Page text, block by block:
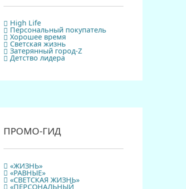
High Life
Персональный покупатель
Хорошее время
Светская жизнь
Затерянный город-Z
Детство лидера
ПРОМО-ГИД
«ЖИЗНЬ»
«РАВНЫЕ»
«СВЕТСКАЯ ЖИЗНЬ»
«ПЕРСОНАЛЬНЫЙ